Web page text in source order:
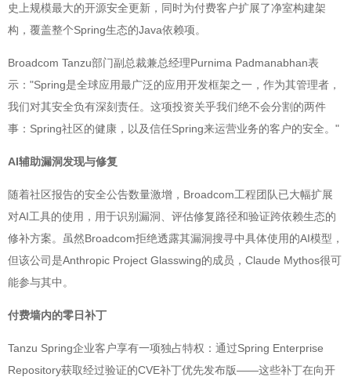
史上规模最大的开源安全更新，同时为付费客户扩展了净室构建架
构，覆盖整个Spring生态的Java依赖项。
Broadcom Tanzu部门副总裁兼总经理Purnima Padmanabhan表
示："Spring是全球应用最广泛的应用开发框架之一，作为其管理者，
我们对其安全负有深刻责任。这项投资关乎我们绝不会分割的两件
事：Spring社区的健康，以及信任Spring来运营业务的客户的安全。"
AI辅助漏洞发现与修复
随着社区报告的安全公告数量激增，Broadcom工程团队已大幅扩展
对AI工具的使用，用于识别漏洞、评估修复路径和验证跨依赖生态的
修补方案。虽然Broadcom拒绝透露其漏洞搜寻中具体使用的AI模型，
但该公司是Anthropic Project Glasswing的成员，Claude Mythos很可
能参与其中。
付费墙内的零日补丁
Tanzu Spring企业客户享有一项独占特权：通过Spring Enterprise
Repository获取经过验证的CVE补丁优先发布版——这些补丁在向开